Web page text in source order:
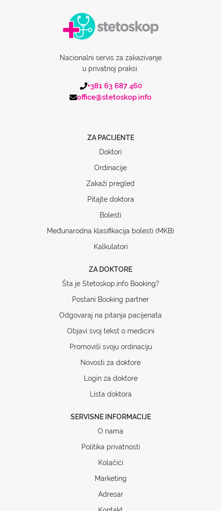
Nacionalni servis za zakazivanje
u privatnoj praksi.
+381 63 687 460
office@stetoskop.info
ZA PACIJENTE
Doktori
Ordinacije
Zakaži pregled
Pitajte doktora
Bolesti
Međunarodna klasifikacija bolesti (MKB)
Kalkulatori
ZA DOKTORE
Šta je Stetoskop.info Booking?
Postani Booking partner
Odgovaraj na pitanja pacijenata
Objavi svoj tekst o medicini
Promoviši svoju ordinaciju
Novosti za doktore
Login za doktore
Lista doktora
SERVISNE INFORMACIJE
O nama
Politika privatnosti
Kolačići
Marketing
Adresar